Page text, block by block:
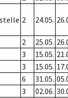
2 24.05.
2 25.05.
3 15.05.
3 15.05.
6 31.05.
3 02.06.